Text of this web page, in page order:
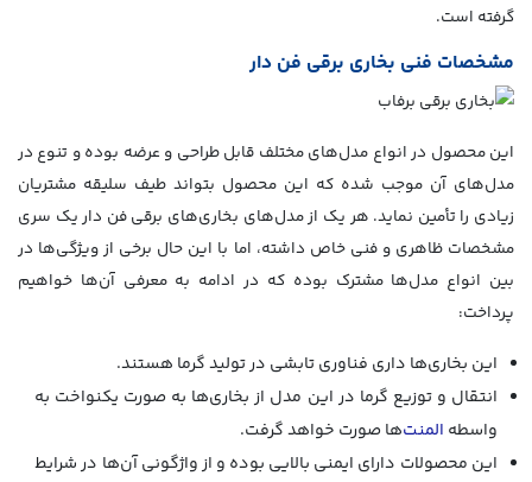
گرفته است.
مشخصات فنی بخاری برقی فن دار
این محصول در انواع مدل‌های مختلف قابل طراحی و عرضه بوده و تنوع در
مدل‌های آن موجب شده که این محصول بتواند طیف سلیقه مشتریان
زیادی را تأمین نماید. هر یک از مدل‌های بخاری‌های برقی فن دار یک سری
مشخصات ظاهری و فنی خاص داشته، اما با این حال برخی از ویژگی‌ها در
بین انواع مدل‌ها مشترک بوده که در ادامه به معرفی آن‌ها خواهیم
پرداخت:
این بخاری‌ها داری فناوری تابشی در تولید گرما هستند.
انتقال و توزیع گرما در این مدل از بخاری‌ها به صورت یکنواخت به
واسطه المنت‌ها صورت خواهد گرفت.
این محصولات دارای ایمنی بالایی بوده و از واژگونی آن‌ها در شرایط